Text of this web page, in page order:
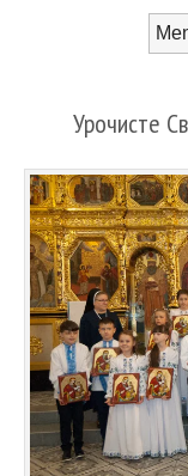
Урочисте